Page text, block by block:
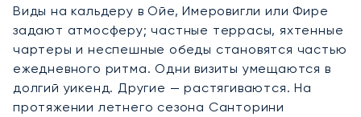
Виды на кальдеру в Ойе, Имеровигли или Фире
задают атмосферу; частные террасы, яхтенные
чартеры и неспешные обеды становятся частью
ежедневного ритма. Одни визиты умещаются в
долгий уикенд. Другие — растягиваются. На
протяжении летнего сезона Санторини